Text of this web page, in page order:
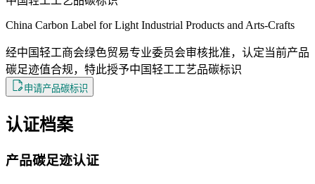
China Carbon Label for Light Industrial Products and Arts-Crafts
经中国轻工商会绿色贸易专业委员会审核批准，认定当前产品
碳足迹值合规，特此授予中国轻工工艺品碳标识
申请产品碳标识
认证档案
产品碳足迹认证